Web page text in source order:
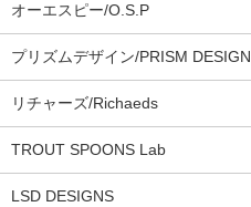
オーエスピー/O.S.P
プリズムデザイン/PRISM DESIGN
リチャーズ/Richaeds
TROUT SPOONS Lab
LSD DESIGNS